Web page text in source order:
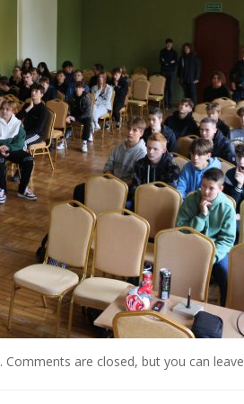
. Comments are closed, but you can